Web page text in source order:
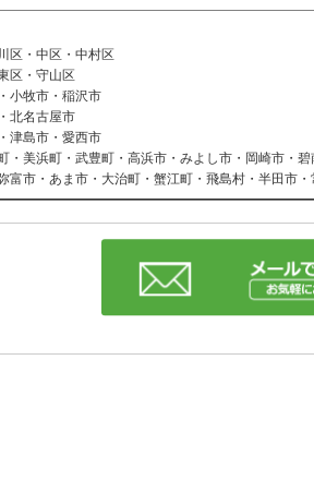
区・中区・中村区
区・守山区
小牧市・稲沢市
北名古屋市
津島市・愛西市
・美浜町・武豊町・高浜市・みよし市・岡崎市・碧
富市・あま市・大治町・蟹江町・飛島村・半田市